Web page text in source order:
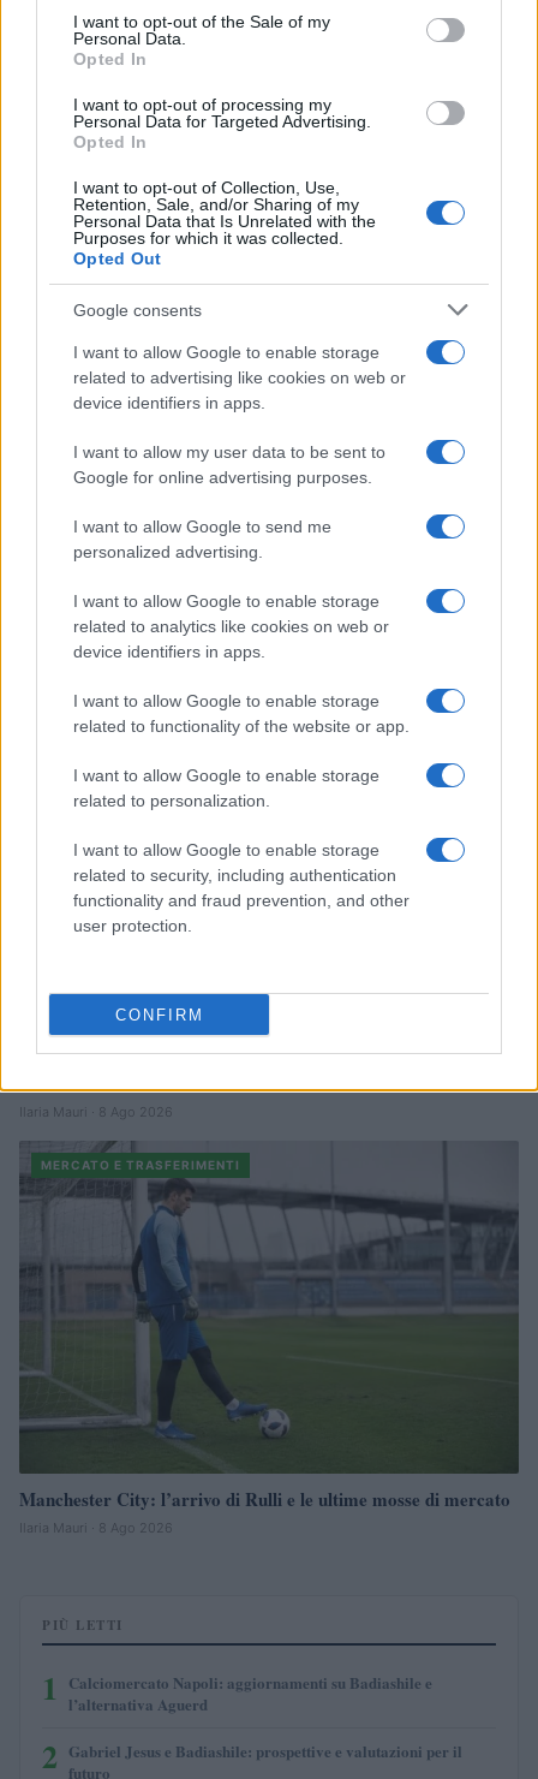
consent section.
I want to opt-out of the Sale of my
Personal Data.
Opted In
I want to opt-out of processing my
Personal Data for Targeted Advertising.
Opted In
I want to opt-out of Collection, Use,
Retention, Sale, and/or Sharing of my
Personal Data that Is Unrelated with the
Purposes for which it was collected.
Opted Out
Google consents
I want to allow Google to enable storage
related to advertising like cookies on web or
device identifiers in apps.
I want to allow my user data to be sent to
Google for online advertising purposes.
I want to allow Google to send me
personalized advertising.
I want to allow Google to enable storage
related to analytics like cookies on web or
device identifiers in apps.
I want to allow Google to enable storage
related to functionality of the website or app.
I want to allow Google to enable storage
related to personalization.
I want to allow Google to enable storage
related to security, including authentication
functionality and fraud prevention, and other
user protection.
CONFIRM
Continua a leggere
MERCATO E TRASFERIMENTI
Calciomercato Napoli: aggiornamenti su Badiashile e
l’alternativa Aguerd
MERCATO E TRASFERIMENTI
Gabriel Jesus e Badiashile: prospettive e valutazioni per il
futuro
Ilaria Mauri · 8 Ago 2026
MERCATO E TRASFERIMENTI
Manchester City: l’arrivo di Rulli e le ultime mosse di mercato
Ilaria Mauri · 8 Ago 2026
PIÙ LETTI
1
Calciomercato Napoli: aggiornamenti su Badiashile e
l’alternativa Aguerd
2 Gabriel Jesus e Badiashile: prospettive e valutazioni per il
futuro